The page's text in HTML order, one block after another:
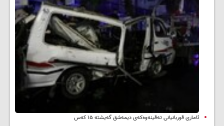
ئاماری قوربانیانی تەقینەوەکەی دیمەشق گەیشتە ۱۵ کەس